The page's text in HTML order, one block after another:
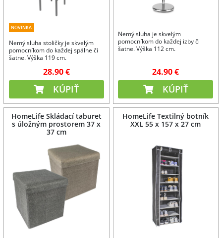
NOVINKA
Nemý sluha stoličky je skvelým
pomocníkom do každej spálne či
šatne. Výška 119 cm.
28.90 €
KÚPIŤ
Nemý sluha je skvelým
pomocníkom do každej izby či
šatne. Výška 112 cm.
24.90 €
KÚPIŤ
HomeLife Skládací taburet
s úložným prostorem 37 x
37 cm
HomeLife Textilný botník
XXL 55 x 157 x 27 cm